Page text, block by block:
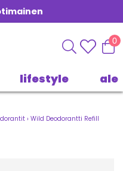
0
lifestyle ale
› Wild Deodorantti Refill